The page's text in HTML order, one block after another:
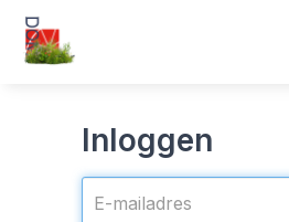
Inloggen